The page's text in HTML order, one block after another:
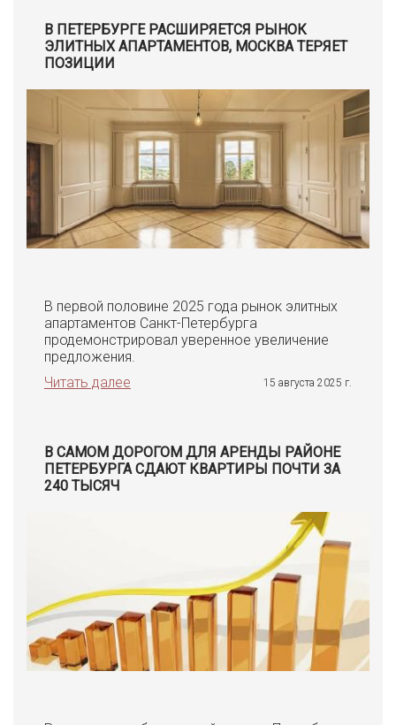
В ПЕТЕРБУРГЕ РАСШИРЯЕТСЯ РЫНОК
ЭЛИТНЫХ АПАРТАМЕНТОВ, МОСКВА ТЕРЯЕТ
ПОЗИЦИИ
В первой половине 2025 года рынок элитных
апартаментов Санкт-Петербурга
продемонстрировал уверенное увеличение
предложения.
Читать далее
15 августа 2025 г.
В САМОМ ДОРОГОМ ДЛЯ АРЕНДЫ РАЙОНЕ
ПЕТЕРБУРГА СДАЮТ КВАРТИРЫ ПОЧТИ ЗА
240 ТЫСЯЧ